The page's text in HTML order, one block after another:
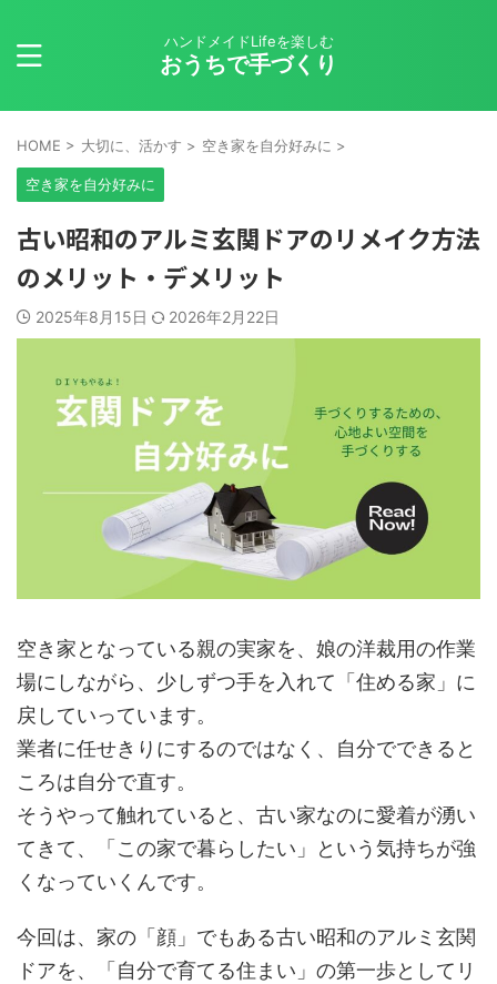
ハンドメイドLifeを楽しむ
おうちで手づくり
HOME > 大切に、活かす > 空き家を自分好みに >
空き家を自分好みに
古い昭和のアルミ玄関ドアのリメイク方法
のメリット・デメリット
2025年8月15日 2026年2月22日
空き家となっている親の実家を、娘の洋裁用の作業
場にしながら、少しずつ手を入れて「住める家」に
戻していっています。
業者に任せきりにするのではなく、自分でできると
ころは自分で直す。
そうやって触れていると、古い家なのに愛着が湧い
てきて、「この家で暮らしたい」という気持ちが強
くなっていくんです。
今回は、家の「顔」でもある古い昭和のアルミ玄関
ドアを、「自分で育てる住まい」の第一歩としてリ